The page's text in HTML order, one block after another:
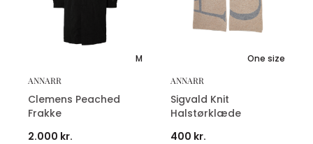
M
ANNARR
Clemens Peached
Frakke
2.000 kr.
One size
ANNARR
Sigvald Knit
Halstørklæde
400 kr.